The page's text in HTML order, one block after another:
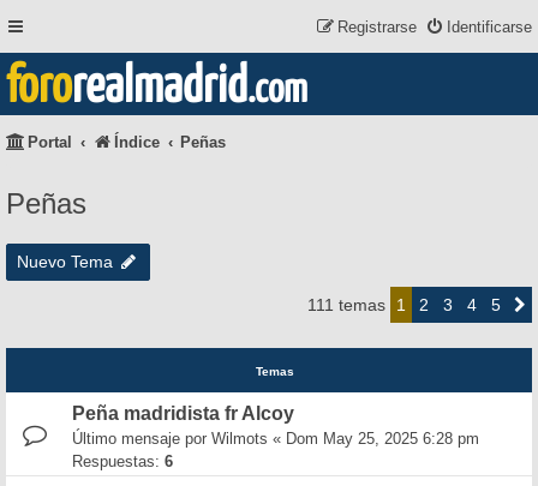
Identificarse
Registrarse
fororealmadrid.com
Portal Índice Peñas
Peñas
Nuevo Tema
111 temas 1 2 3 4 5
Temas
Peña madridista fr Alcoy
Último mensaje por Wilmots « Dom May 25, 2025 6:28 pm
Respuestas: 6